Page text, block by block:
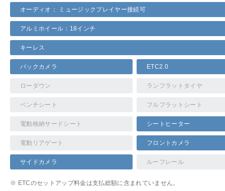
オーディオ： ミュージックプレイヤー接続可
アルミホイール：18インチ
キーレス
バックカメラ ETC2.0
ローダウン ランフラットタイヤ
ベンチシート フルフラットシート
電動格納サードシート シートヒーター
電動リアゲート フロントカメラ
サイドカメラ ルーフレール
※ ETCのセットアップ料金は支払総額に含まれていません。